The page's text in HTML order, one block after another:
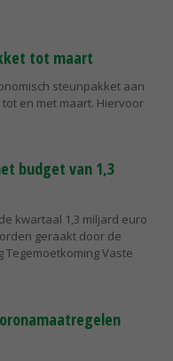
tot maart
steunpakket aan
en met maart. Hiervoor
budget van 1,3
kwartaal 1,3 miljard euro
geraakt door de
Vaste